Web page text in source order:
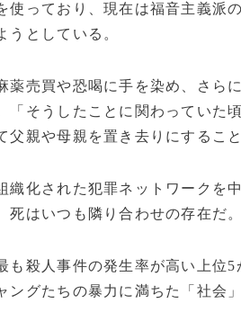
使っており、現在は福音主義派
うとしている。
売買や恐喝に手を染め、さら
「そうしたことに関わっていた
父親や母親を置き去りにするこ
化された犯罪ネットワークを
死はいつも隣り合わせの存在だ。
殺人事件の発生率が高い上位5
ングたちの暴力に満ちた「社会